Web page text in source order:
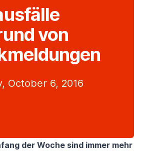
von
October 6, 2016
der Woche sind immer mehr